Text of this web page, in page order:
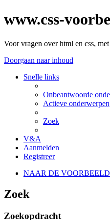
www.css-
Voor vragen over html en css,
Doorgaan naar inhoud
Snelle links
Onbeantwoorde
Actieve onderwerpen
Zoek
V&A
Aanmelden
Registreer
NAAR DE
Zoek
Zoekopdracht